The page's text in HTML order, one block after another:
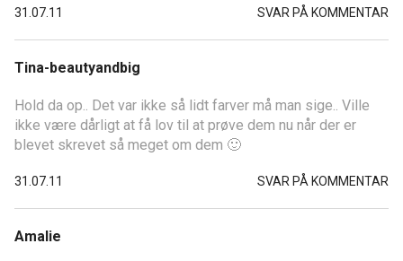
31.07.11 SVAR PÅ KOMMENTAR
Tina-beautyandbig
Hold da op.. Det var ikke så lidt farver må man sige.. Ville
ikke være dårligt at få lov til at prøve dem nu når der er
blevet skrevet så meget om dem 🙂
31.07.11 SVAR PÅ KOMMENTAR
Amalie